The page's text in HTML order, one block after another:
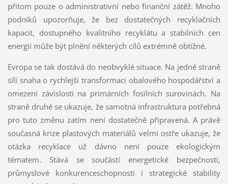
přitom pouze o administrativní nebo finanční zátěž. Mnoho
podniků upozorňuje, že bez dostatečných recyklačních
kapacit, dostupného kvalitního recyklátu a stabilních cen
energií může být plnění některých cílů extrémně obtížné.
Evropa se tak dostává do neobvyklé situace. Na jedné straně
sílí snaha o rychlejší transformaci obalového hospodářství a
omezení závislosti na primárních fosilních surovinách. Na
straně druhé se ukazuje, že samotná infrastruktura potřebná
pro tuto změnu zatím není dostatečně připravená. A právě
současná krize plastových materiálů velmi ostře ukazuje, že
otázka recyklace už dávno není pouze ekologickým
tématem. Stává se součástí energetické bezpečnosti,
průmyslové konkurenceschopnosti i strategické stability